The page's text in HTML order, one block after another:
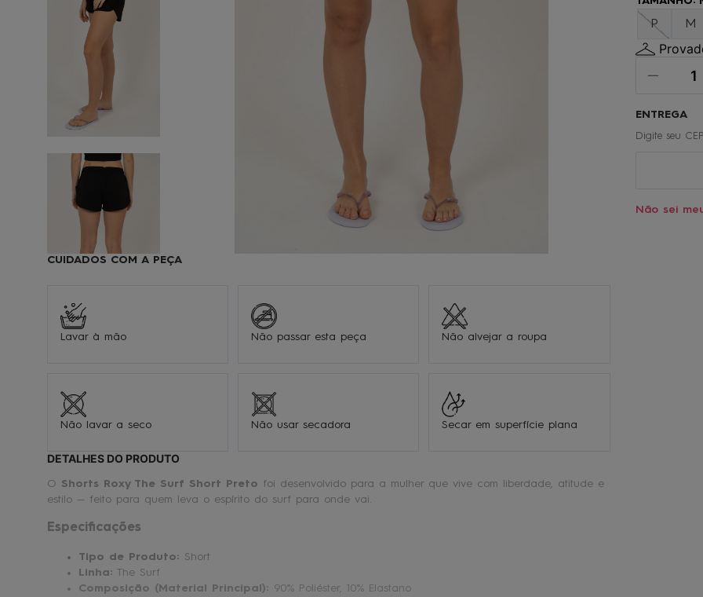
CUIDADOS COM A PEÇA
Lavar à mão Não passar esta peça Não alvejar a roupa
Não lavar a seco Não usar secadora Secar em superfície plana
DETALHES DO PRODUTO
O Shorts Roxy The Surf Short Preto foi desenvolvido para a mulher que vive com liberdade, atitude e
estilo — feito para quem leva o espírito do surf para onde vai.
Especificações
Tipo de Produto: Short
Linha: The Surf
Composição (Material Principal): 90% Poliéster, 10% Elastano
P M
Não sei